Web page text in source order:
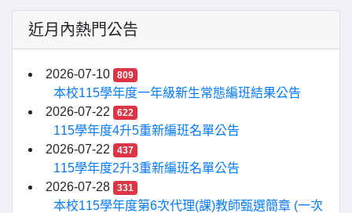
近月內熱門公告
2026-07-10 809
本校115學年度一年級新生常態編班結果公告
2026-07-22
622
115學年度4升5重新編班名單公告
2026-07-22
437
115學年度2升3重新編班名單公告
2026-07-28
331
本校115學年度第6次代理(課)教師甄選簡章 (一次